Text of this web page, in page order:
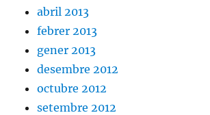
abril 2013
febrer 2013
gener 2013
desembre 2012
octubre 2012
setembre 2012